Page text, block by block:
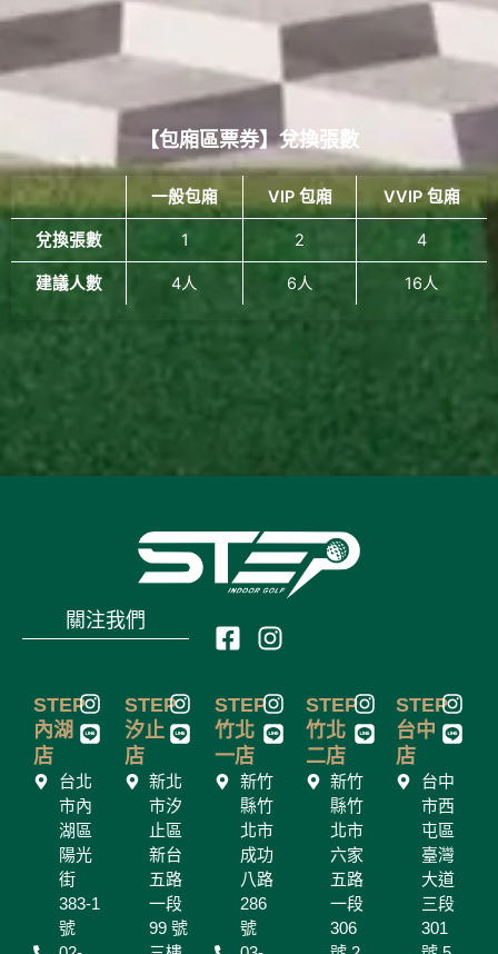
【包廂區票券】兌換張數
一般包廂 VIP 包廂 VVIP 包廂
兌換張數 1 2 4
建議人數 4人 6人 16人
關注我們
F
c
e
b
o
o
k
s
q
u
I
s
t
a
g
r
a
m
STEP
內湖
店
I
n
s
a
g
r
a
L
i
n
台北
市內
湖區
陽光
街
383-1
號
STEP
汐止
店
I
n
s
a
g
r
a
m
L
i
n
新北
市汐
止區
新台
五路
一段
99 號
STEP
竹北
一店
I
n
s
t
a
m
L
i
n
e
新竹
縣竹
北市
成功
八路
286
號
STEP
竹北
二店
I
n
s
t
a
m
L
i
n
e
新竹
縣竹
北市
六家
五路
一段
306
STEP
台中
店
I
n
s
t
a
g
r
a
m
L
i
n
e
台中
市西
屯區
臺灣
大道
三段
301